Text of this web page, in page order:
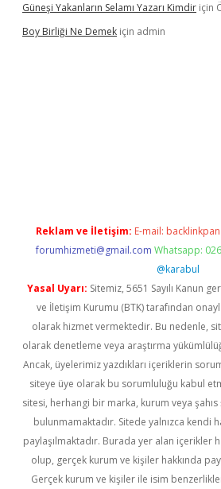
Güneşi Yakanların Selamı Yazarı Kimdir için
Boy Birliği Ne Demek için admin
Reklam ve İletişim: E-mail:
forumhizmeti@gmail.com Whatsapp:
@karabul
Yasal Uyarı: Sitemiz, 5651 Sayılı Kanun
ve İletişim Kurumu (BTK) tarafından
olarak hizmet vermektedir. Bu nedenle,
olarak denetleme veya araştırma
Ancak, üyelerimiz yazdıkları içeriklerin
siteye üye olarak bu sorumluluğu kabul
sitesi, herhangi bir marka, kurum veya
bulunmamaktadır. Sitede yalnızca kendi
paylaşılmaktadır. Burada yer alan içerikler
olup, gerçek kurum ve kişiler hakkında
Gerçek kurum ve kişiler ile isim